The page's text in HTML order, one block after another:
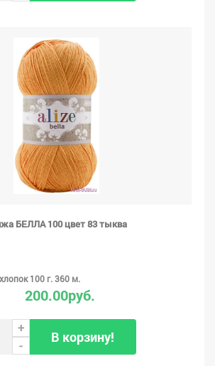
БЕЛЛА 100 цвет 83 тыква
100 г. 360 м.
200.00руб.
+
-
В корзину!